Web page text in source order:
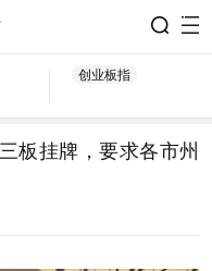
创业板指
板挂牌，要求各市州